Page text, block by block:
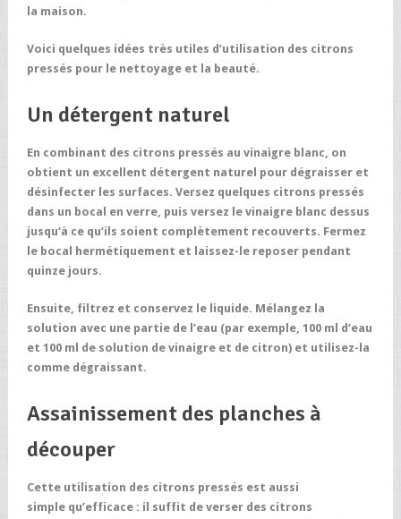
la maison.
Voici quelques idées très utiles d’utilisation des citrons
pressés pour le nettoyage et la beauté.
Un détergent naturel
En combinant des citrons pressés au vinaigre blanc, on
obtient un excellent détergent naturel pour dégraisser et
désinfecter les surfaces. Versez quelques citrons pressés
dans un bocal en verre, puis versez le vinaigre blanc dessus
jusqu’à ce qu’ils soient complètement recouverts. Fermez
le bocal hermétiquement et laissez-le reposer pendant
quinze jours.
Ensuite, filtrez et conservez le liquide. Mélangez la
solution avec une partie de l’eau (par exemple, 100 ml d’eau
et 100 ml de solution de vinaigre et de citron) et utilisez-la
comme dégraissant.
Assainissement des planches à
découper
Cette utilisation des citrons pressés est aussi
simple qu’efficace : il suffit de verser des citrons